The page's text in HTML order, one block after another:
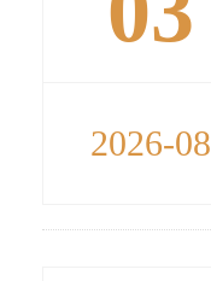
2026-08